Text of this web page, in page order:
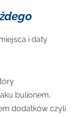
i daty
bulionem,
dodatków czyli